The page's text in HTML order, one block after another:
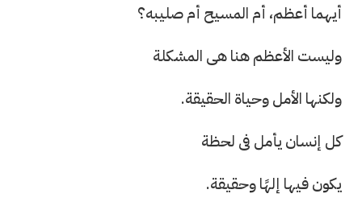
أيهما أعظم، أم المسيح أم صليبه؟
وليست الأعظم هنا هى المشكلة
ولكنها الأمل وحياة الحقيقة.
كل إنسان يأمل فى لحظة
يكون فيها إلهًا وحقيقة.